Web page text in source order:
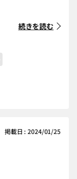
続きを読む
掲載日 : 2024/01/25